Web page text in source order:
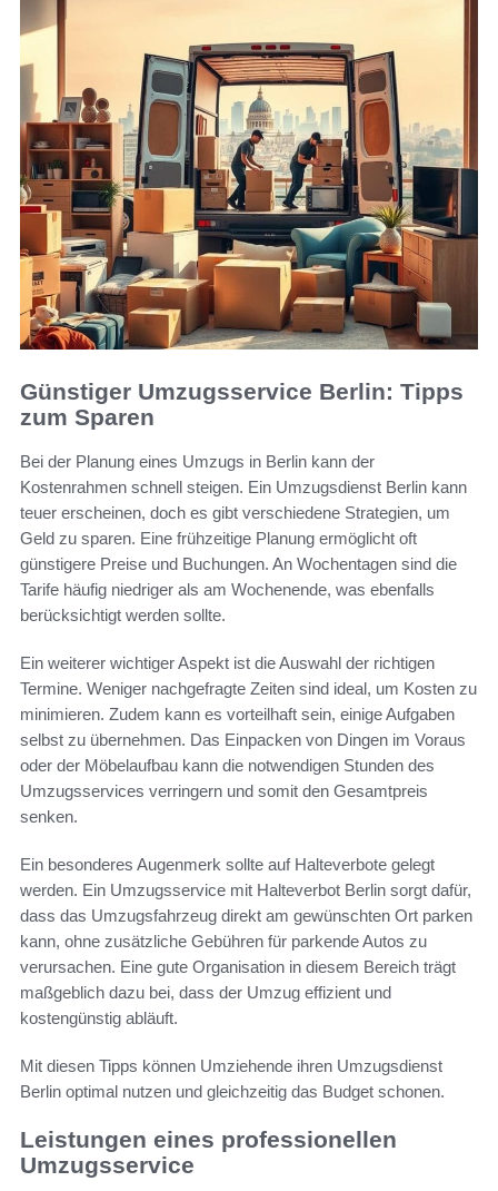
Günstiger Umzugsservice Berlin: Tipps
zum Sparen
Bei der Planung eines Umzugs in Berlin kann der
Kostenrahmen schnell steigen. Ein Umzugsdienst Berlin kann
teuer erscheinen, doch es gibt verschiedene Strategien, um
Geld zu sparen. Eine frühzeitige Planung ermöglicht oft
günstigere Preise und Buchungen. An Wochentagen sind die
Tarife häufig niedriger als am Wochenende, was ebenfalls
berücksichtigt werden sollte.
Ein weiterer wichtiger Aspekt ist die Auswahl der richtigen
Termine. Weniger nachgefragte Zeiten sind ideal, um Kosten zu
minimieren. Zudem kann es vorteilhaft sein, einige Aufgaben
selbst zu übernehmen. Das Einpacken von Dingen im Voraus
oder der Möbelaufbau kann die notwendigen Stunden des
Umzugsservices verringern und somit den Gesamtpreis
senken.
Ein besonderes Augenmerk sollte auf Halteverbote gelegt
werden. Ein Umzugsservice mit Halteverbot Berlin sorgt dafür,
dass das Umzugsfahrzeug direkt am gewünschten Ort parken
kann, ohne zusätzliche Gebühren für parkende Autos zu
verursachen. Eine gute Organisation in diesem Bereich trägt
maßgeblich dazu bei, dass der Umzug effizient und
kostengünstig abläuft.
Mit diesen Tipps können Umziehende ihren Umzugsdienst
Berlin optimal nutzen und gleichzeitig das Budget schonen.
Leistungen eines professionellen
Umzugsservice